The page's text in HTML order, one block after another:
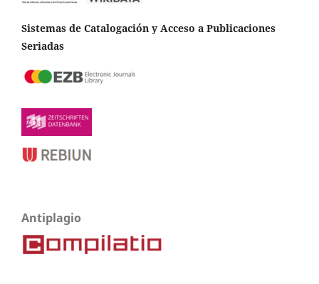
Sistemas de Catalogación y Acceso a Publicaciones
Seriadas
Antiplagio